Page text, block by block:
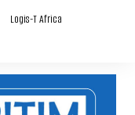
Logis-T Africa